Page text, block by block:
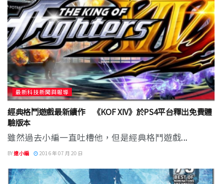
最新科技新聞與報導
經典格鬥遊戲最新續作 《KOF XIV》於PS4平台釋出免費體
驗版本
雖然過去小編一直吐槽他，但是經典格鬥遊戲...
BY達小編 2016 年 07 月 20 日